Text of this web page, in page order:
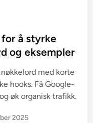
for å styrke
og eksempler
med korte
hooks. Få Google-
øk organisk trafikk.
2025